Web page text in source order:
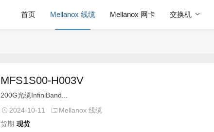
首页 Mellanox 线缆 Mellanox 网卡 交换机
MFS1S00-H003V
200G光缆InfiniBand...
2024-10-11
Mellanox 线缆
货期 现货